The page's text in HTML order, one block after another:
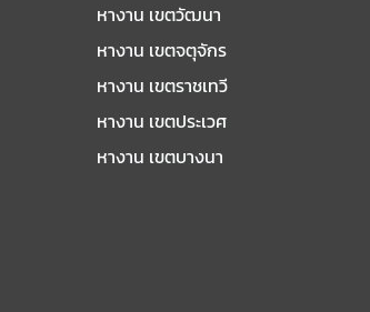
หางาน เขตวัฒนา
หางาน เขตจตุจักร
หางาน เขตราชเทวี
หางาน เขตประเวศ
หางาน เขตบางนา